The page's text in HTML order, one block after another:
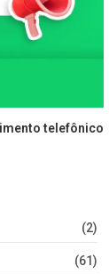
telefônico
(2)
(61)